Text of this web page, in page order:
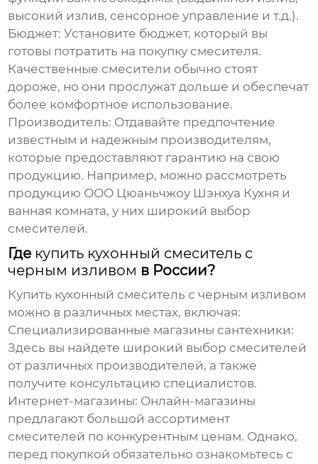
высокий излив, сенсорное управление и т.д.).
Бюджет: Установите бюджет, который вы
готовы потратить на покупку смесителя.
Качественные смесители обычно стоят
дороже, но они прослужат дольше и обеспечат
более комфортное использование.
Производитель: Отдавайте предпочтение
известным и надежным производителям,
которые предоставляют гарантию на свою
продукцию. Например, можно рассмотреть
продукцию ООО Цюаньчжоу Шэнхуа Кухня и
ванная комната, у них широкий выбор
смесителей.
Где купить кухонный смеситель с
черным изливом в России?
Купить кухонный смеситель с черным изливом
можно в различных местах, включая:
Специализированные магазины сантехники:
Здесь вы найдете широкий выбор смесителей
от различных производителей, а также
получите консультацию специалистов.
Интернет-магазины: Онлайн-магазины
предлагают большой ассортимент
смесителей по конкурентным ценам. Однако,
перед покупкой обязательно ознакомьтесь с